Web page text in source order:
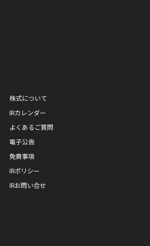
株式について
IRカレンダー
よくあるご質問
電子公告
免責事項
IRポリシー
IRお問い合せ